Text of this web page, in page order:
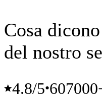
Cosa
del nostro
4.8/5•